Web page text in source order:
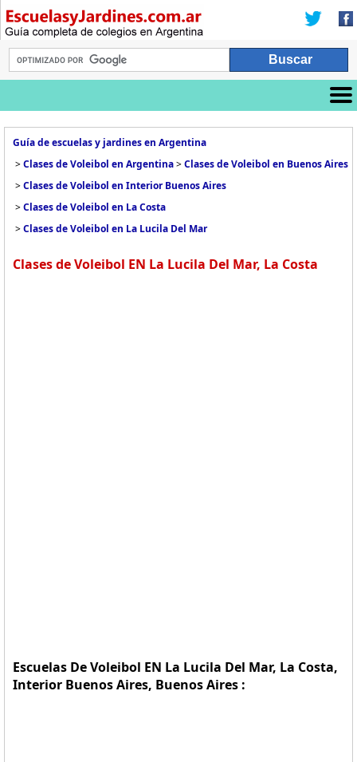
Guía de escuelas y jardines en Argentina
>Clases de Voleibol en Argentina>Clases de Voleibol en Buenos Aires
>Clases de Voleibol en Interior Buenos Aires
>Clases de Voleibol en La Costa
>Clases de Voleibol en La Lucila Del Mar
Clases de Voleibol EN La Lucila Del Mar, La Costa
Escuelas De Voleibol EN La Lucila Del Mar, La Costa,
Interior Buenos Aires, Buenos Aires :